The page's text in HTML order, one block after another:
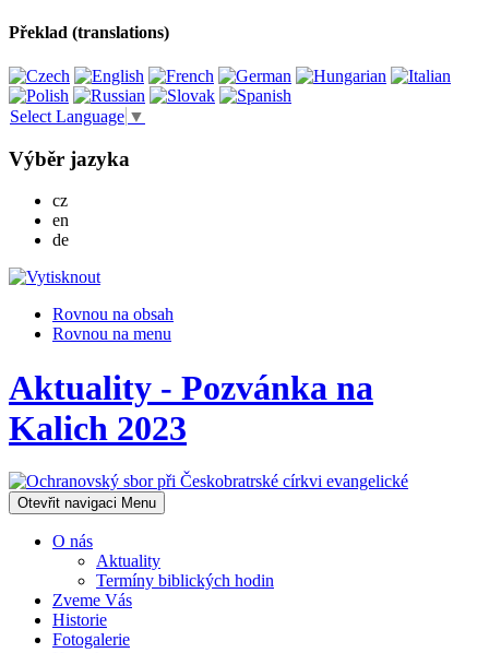
Překlad (translations)
Select Language ▼
Výběr jazyka
czČesky
en
deDeutsch
Rovnou na obsah
Rovnou na menu
Aktuality - Pozvánka na
Kalich 2023
Otevřit navigaci Menu
O nás
Aktuality
Termíny biblických hodin
Zveme Vás
Historie
Fotogalerie